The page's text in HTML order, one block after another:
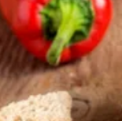
Społeczeństwo
Wojna na